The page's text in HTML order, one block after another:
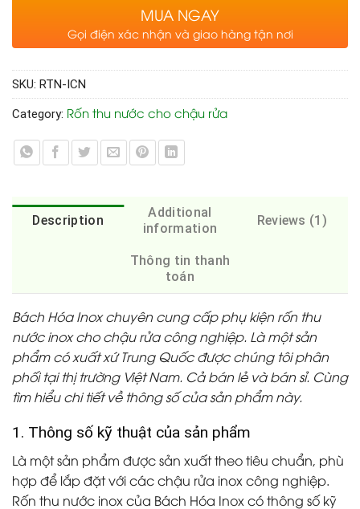
MUA NGAY
Gọi điện xác nhận và giao hàng tận nơi
SKU: RTN-ICN
Category: Rốn thu nước cho chậu rửa
Description
Additional
information
Reviews (1)
Thông tin thanh
toán
Bách Hóa Inox chuyên cung cấp phụ kiện rốn thu
nước inox cho chậu rửa công nghiệp. Là một sản
phẩm có xuất xứ Trung Quốc được chúng tôi phân
phối tại thị trường Việt Nam. Cả bán lẻ và bán sỉ. Cùng
tìm hiểu chi tiết về thông số của sản phẩm này.
1. Thông số kỹ thuật của sản phẩm
Là một sản phẩm được sản xuất theo tiêu chuẩn, phù
hợp để lắp đặt với các chậu rửa inox công nghiệp.
Rốn thu nước inox của Bách Hóa Inox có thông số kỹ